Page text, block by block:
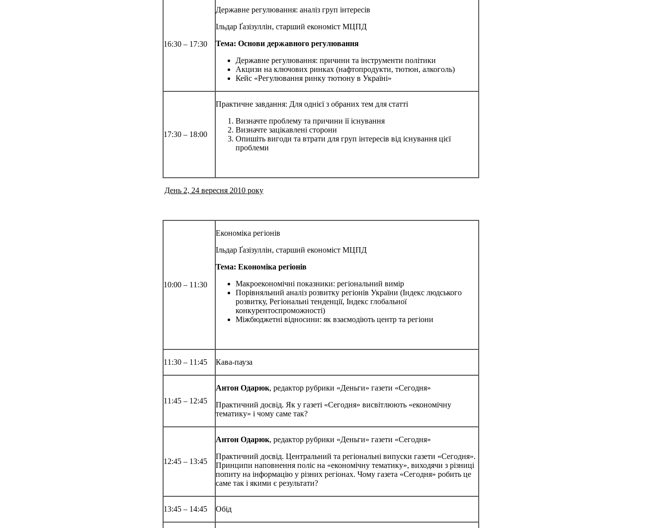
16:30 – 17:30
Державне регулювання: аналіз груп інтересів
Ільдар Ґазізуллін, старший економіст МЦПД
Тема: Основи державного регулювання
Державне регулювання: причини та інструменти політики
Акцизи на ключових ринках (нафтопродукти, тютюн, алкоголь)
Кейс «Регулювання ринку тютюну в Україні»
17:30 – 18:00
Практичне завдання: Для однієї з обраних тем для статті
Визначте проблему та причини її існування
Визначте зацікавлені сторони
Опишіть вигоди та втрати для груп інтересів від існування цієї
проблеми
День 2, 24 вересня 2010 року
10:00 – 11:30
Економіка регіонів
Ільдар Ґазізуллін, старший економіст МЦПД
Тема: Економіка регіонів
Макроекономічні показники: регіональний вимір
Порівняльний аналіз розвитку регіонів України (Індекс людського
розвитку, Регіональні тенденції, Індекс глобальної
конкурентоспроможності)
Міжбюджетні відносини: як взаємодіють центр та регіони
11:30 – 11:45 Кава-пауза
11:45 – 12:45
Антон Одарюк, редактор рубрики «Деньги» газети «Сегодня»
Практичний досвід. Як у газеті «Сегодня» висвітлюють «економічну
тематику» і чому саме так?
12:45 – 13:45
Антон Одарюк, редактор рубрики «Деньги» газети «Сегодня»
Практичний досвід. Центральний та регіональні випуски газети «Сегодня».
Принципи наповнення поліс на «економічну тематику», виходячи з різниці
попиту на інформацію у різних регіонах. Чому газета «Сегодня» робить це
саме так і якими є результати?
13:45 – 14:45 Обід